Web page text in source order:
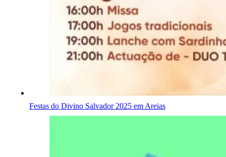
Festas do Divino Salvador 2025 em Areias